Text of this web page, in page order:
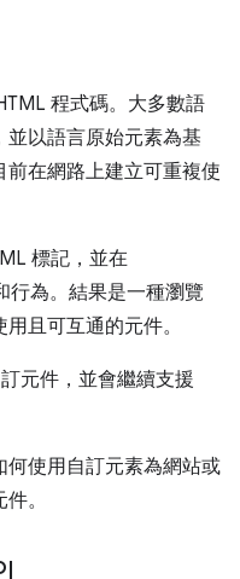
程式碼。大多數語
以語言原始元素為基
在網路上建立可重複使
標記，並在
行為。結果是一種瀏覽
且可互通的元件。
元件，並會繼續支援
何使用自訂元素為網站或
。